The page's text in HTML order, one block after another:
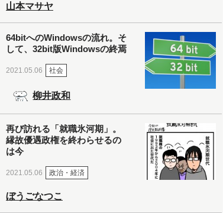
山本マサヤ
64bitへのWindowsの流れ。そ
して、32bit版Windowsの終焉
2021.05.06 社会
柳井政和
再び訪れる「就職氷河期」。
縁故優遇政権を終わらせるの
は今
2021.05.06 政治・経済
ぼうごなつこ